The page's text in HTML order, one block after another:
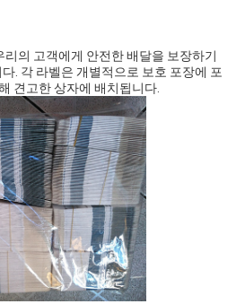
리의 고객에게 안전한 배달을 보장하기
. 각 라벨은 개별적으로 보호 포장에 포
견고한 상자에 배치됩니다.